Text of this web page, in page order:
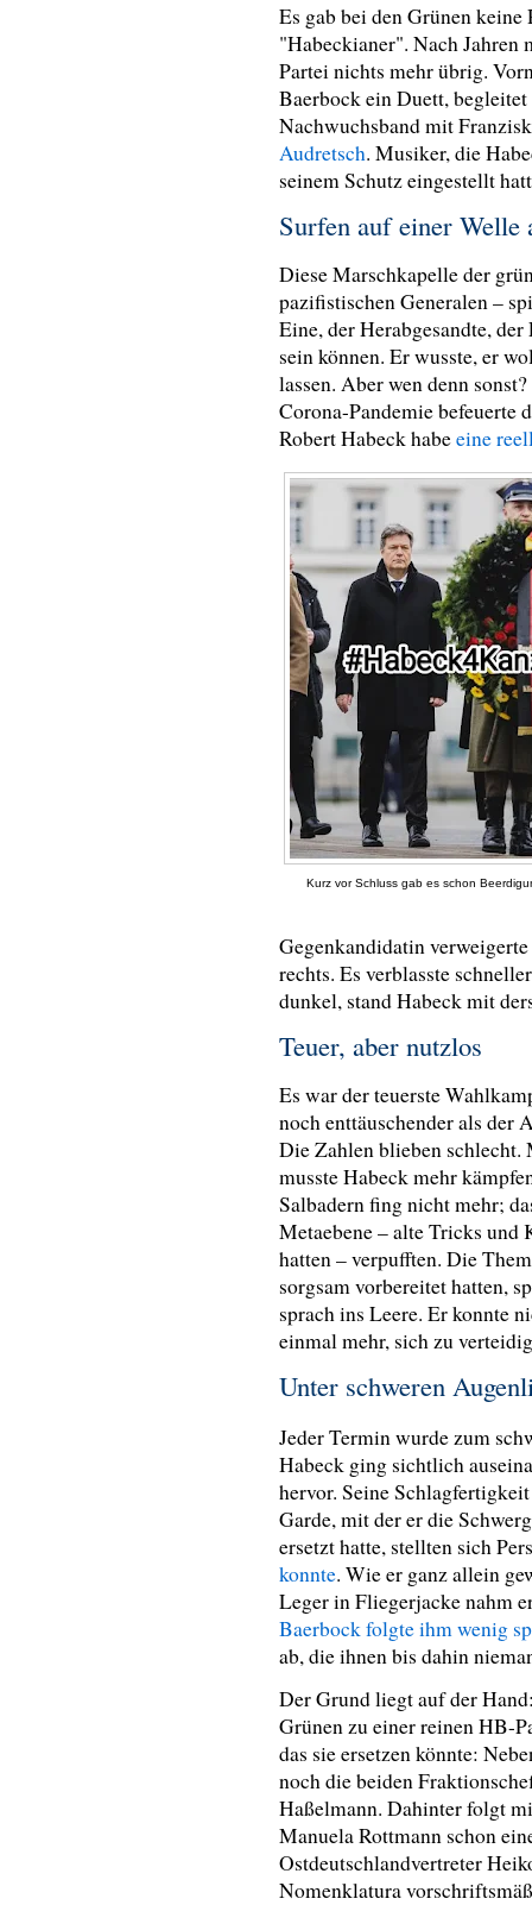
Es gab bei den Grünen
"Habeckianer". Nach Jahren
Partei nichts mehr übrig.
Baerbock ein Duett,
Nachwuchsband mit
Audretsch. Musiker, die
seinem Schutz eingestellt
Surfen auf einer Welle
Diese Marschkapelle der
pazifistischen Generalen –
Eine, der Herabgesandte,
sein können. Er wusste, er
lassen. Aber wen denn
Corona-Pandemie befeuerte
Robert Habeck habeeine
Kurz vor Schluss gab es schon
Gegenkandidatin
rechts. Es verblasste
dunkel, stand Habeck mit
Teuer, aber nutzlos
Es war der teuerste
noch enttäuschender als der
Die Zahlen blieben schlecht.
musste Habeck mehr
Salbadern fing nicht mehr;
Metaebene – alte Tricks und
hatten – verpufften. Die
sorgsam vorbereitet hatten,
sprach ins Leere. Er konnte
einmal mehr, sich zu
Unter schweren
Jeder Termin wurde zum
Habeck ging sichtlich
hervor. Seine
Garde, mit der er die
ersetzt hatte, stellten sich
konnte. Wie er ganz allein
Leger in Fliegerjacke nahm
Baerbock folgte ihm wenig
ab, die ihnen bis dahin
Der Grund liegt auf der
Grünen zu einer reinen HB-
das sie ersetzen könnte:
noch die beiden
Haßelmann. Dahinter folgt
Manuela Rottmann schon
Ostdeutschlandvertreter
Nomenklatura